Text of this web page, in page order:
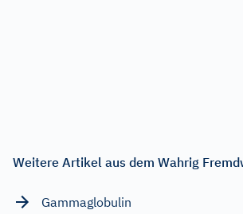
Weitere Artikel aus dem Wahrig
Gammaglobulin